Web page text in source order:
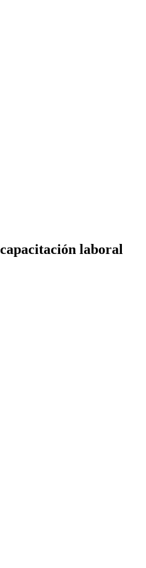
laboral